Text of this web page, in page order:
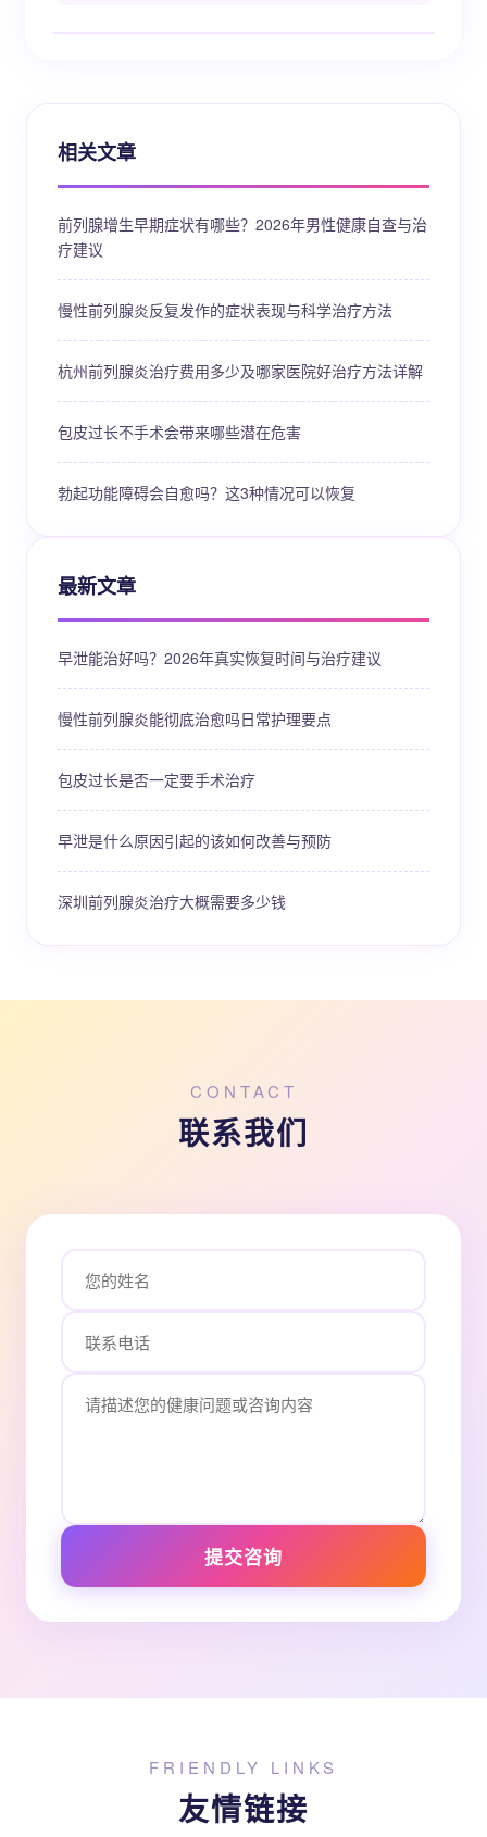
相关文章
前列腺增生早期症状有哪些？2026年男性健康自查与治
疗建议
慢性前列腺炎反复发作的症状表现与科学治疗方法
杭州前列腺炎治疗费用多少及哪家医院好治疗方法详解
包皮过长不手术会带来哪些潜在危害
勃起功能障碍会自愈吗？这3种情况可以恢复
最新文章
早泄能治好吗？2026年真实恢复时间与治疗建议
慢性前列腺炎能彻底治愈吗日常护理要点
包皮过长是否一定要手术治疗
早泄是什么原因引起的该如何改善与预防
深圳前列腺炎治疗大概需要多少钱
CONTACT
联系我们
提交咨询
FRIENDLY LINKS
友情链接